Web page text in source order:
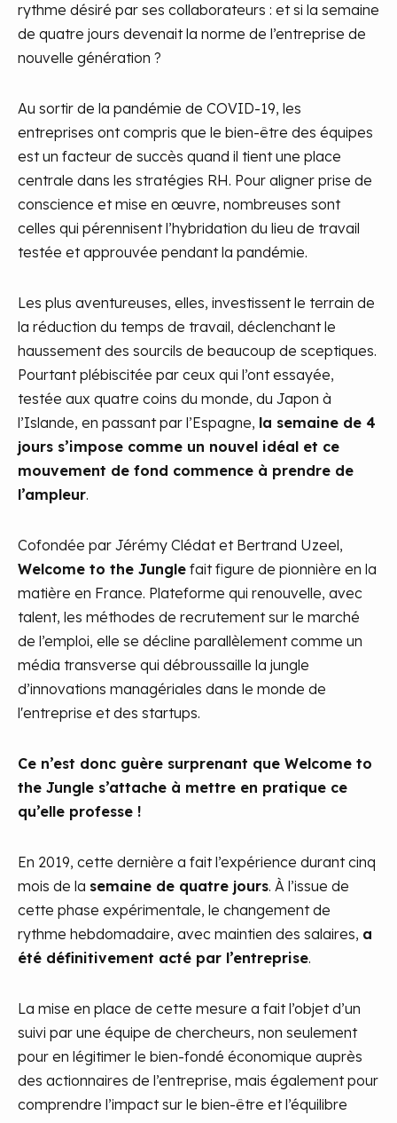
rythme désiré par ses collaborateurs : et si la semaine
de quatre jours devenait la norme de l’entreprise de
nouvelle génération ?
Au sortir de la pandémie de COVID-19, les
entreprises ont compris que le bien-être des équipes
est un facteur de succès quand il tient une place
centrale dans les stratégies RH. Pour aligner prise de
conscience et mise en œuvre, nombreuses sont
celles qui pérennisent l’hybridation du lieu de travail
testée et approuvée pendant la pandémie.
Les plus aventureuses, elles, investissent le terrain de
la réduction du temps de travail, déclenchant le
haussement des sourcils de beaucoup de sceptiques.
Pourtant plébiscitée par ceux qui l’ont essayée,
testée aux quatre coins du monde, du Japon à
l’Islande, en passant par l’Espagne, la semaine de 4
jours s’impose comme un nouvel idéal et ce
mouvement de fond commence à prendre de
l’ampleur.
Cofondée par Jérémy Clédat et Bertrand Uzeel,
Welcome to the Jungle fait figure de pionnière en la
matière en France. Plateforme qui renouvelle, avec
talent, les méthodes de recrutement sur le marché
de l’emploi, elle se décline parallèlement comme un
média transverse qui débroussaille la jungle
d’innovations managériales dans le monde de
l'entreprise et des startups.
Ce n’est donc guère surprenant que Welcome to
the Jungle s’attache à mettre en pratique ce
qu’elle professe !
En 2019, cette dernière a fait l’expérience durant cinq
mois de la semaine de quatre jours. À l’issue de
cette phase expérimentale, le changement de
rythme hebdomadaire, avec maintien des salaires, a
été définitivement acté par l’entreprise.
La mise en place de cette mesure a fait l’objet d’un
suivi par une équipe de chercheurs, non seulement
pour en légitimer le bien-fondé économique auprès
des actionnaires de l’entreprise, mais également pour
comprendre l’impact sur le bien-être et l’équilibre